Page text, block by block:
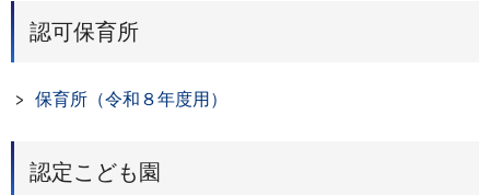
認可保育所
保育所（令和８年度用）
認定こども園